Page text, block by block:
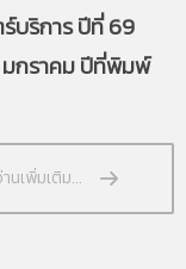
บริการ ปีที่ 69
มกราคม ปีที่พิมพ์
นเพิ่มเติม...